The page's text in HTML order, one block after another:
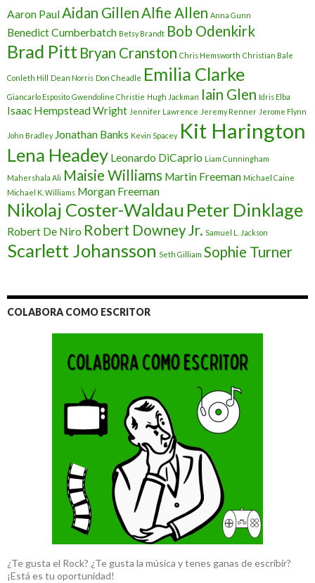
Aaron PaulAidan GillenAlfie Allen Anna Gunn
Benedict Cumberbatch Betsy Brandt Bob Odenkirk
Brad Pitt Bryan Cranston Chris Hemsworth Christian Bale
Conleth Hill Dean Norris Don Cheadle Emilia Clarke
Giancarlo Esposito Gwendoline Christie Hugh Jackman Iain Glen Idris Elba
Isaac Hempstead Wright Jennifer Lawrence Jeremy Renner Jerome Flynn
John Bradley Jonathan Banks Kevin Spacey Kit Harington
Lena Headey Leonardo DiCaprio Liam Cunningham
Mahershala Ali Maisie Williams Martin Freeman Michael Caine
Michael K. Williams Morgan Freeman
Nikolaj Coster-Waldau Peter Dinklage
Robert De Niro Robert Downey Jr. Samuel L. Jackson
Scarlett Johansson Seth Gilliam Sophie Turner
COLABORA COMO ESCRITOR
¿Te gusta el Rock? ¿Te gusta la música y tenes ganas de escribir?
¡Está es tu oportunidad!